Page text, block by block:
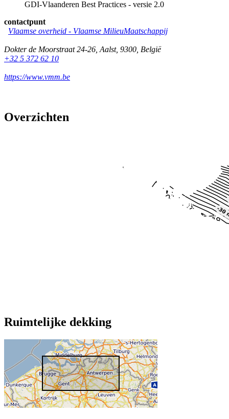
GDI-Vlaanderen Best Practices - versie 2.0
contactpunt
Vlaamse overheid - Vlaamse MilieuMaatschappij
Dokter de Moorstraat 24-26 Aalst, 9300 België
+32 5 372 62 10
https://www.vmm.be
Overzichten
Ruimtelijke dekking